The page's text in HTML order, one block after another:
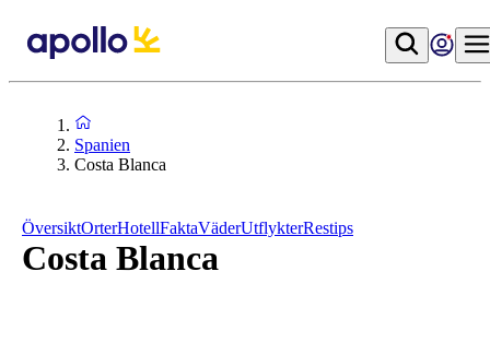
Spanien
Costa Blanca
ÖversiktOrterHotellFaktaVäderUtflykterRestips
Costa Blanca